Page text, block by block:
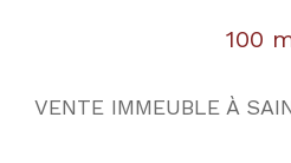
100
VENTE IMMEUBLE À